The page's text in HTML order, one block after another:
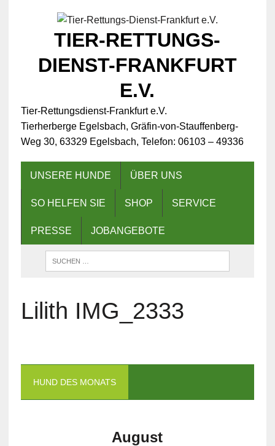
TIER-RETTUNGS-
DIENST-FRANKFURT
E.V.
Tier-Rettungsdienst-Frankfurt e.V.
Tierherberge Egelsbach, Gräfin-von-Stauffenberg-
Weg 30, 63329 Egelsbach, Telefon: 06103 – 49336
UNSERE HUNDE ÜBER UNS
SO HELFEN SIE SHOP SERVICE
PRESSE JOBANGEBOTE
Lilith IMG_2333
HUND DES MONATS
August